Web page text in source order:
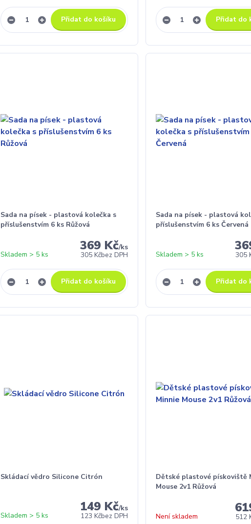
Přidat do košíku Přidat do
Sada na písek - plastová kolečka s
příslušenstvím 6 ks Růžová
369 Kč/ks
305 Kčbez DPH
Skladem > 5 ks
Přidat do košíku
Sada na písek - plastová
příslušenstvím 6 ks Červená
305
Skladem > 5 ks
Přidat do
Skládací vědro Silicone Citrón
149 Kč/ks
123 Kčbez DPH
Skladem > 5 ks
Dětské plastové pískoviště
Mouse 2v1 Růžová
512
Není skladem